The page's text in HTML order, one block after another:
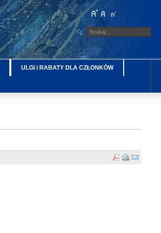
ULGI i RABATY DLA CZŁONKÓW